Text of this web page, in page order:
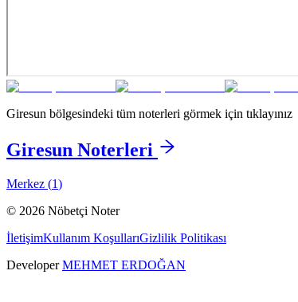
Giresun bölgesindeki tüm noterleri görmek için tıklayınız
Giresun Noterleri
Merkez (1)
© 2026 Nöbetçi Noter
İletişimKullanım KoşullarıGizlilik Politikası
DeveloperMEHMET ERDOĞAN